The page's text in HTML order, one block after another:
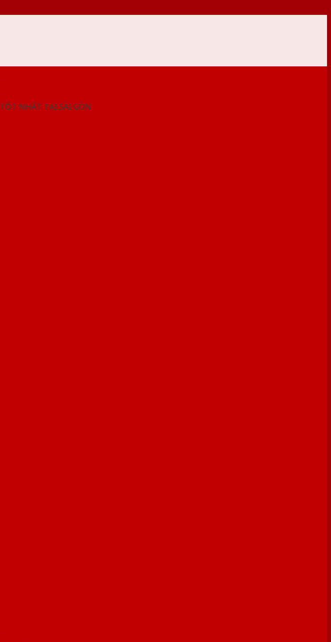
NHẤT TẠI SÀI GÒN